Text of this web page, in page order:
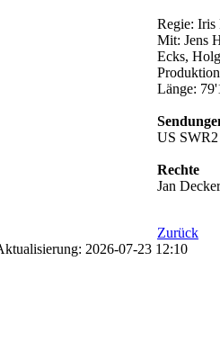
Regie: Iris
Mit: Jens
Ecks,
Länge:
US
Rechte
Jan Decker
Zurück
2026-07-23 12:10